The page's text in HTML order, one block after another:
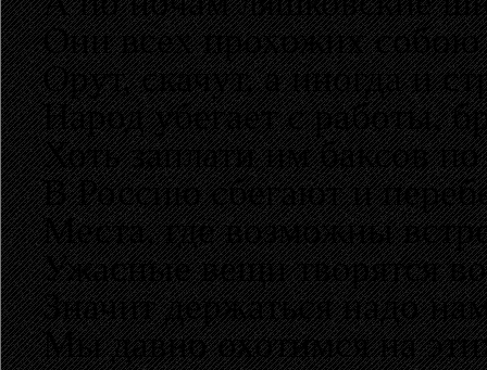
Они всех прохожих собою
Орут, скачут, а иногда и
Народ убегает с работы,
Хоть заплати им баксов
В Россию сбегают и
Места, где возможны
Ужасные вещи творятся
Значит держаться надо
Мы давно охотимся на